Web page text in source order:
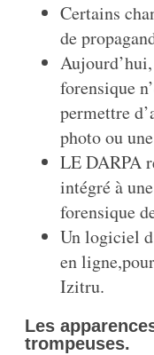
Certains
de
forensique
permettre
photo ou
LE DARPA
intégré à
forensique
Un logiciel
en
Izitru.
Les
trompeuses.